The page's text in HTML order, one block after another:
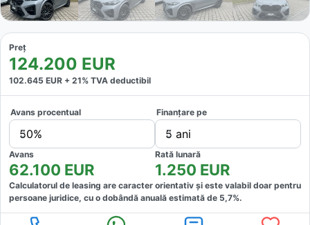
Preț
124.200 EUR
102.645 EUR + 21% TVA deductibil
Avans procentual
50%
Finanțare pe
5 ani
Avans
62.100 EUR
Rată lunară
1.250 EUR
Calculatorul de leasing are caracter orientativ și este valabil doar pentru
persoane juridice, cu o dobândă anuală estimată de 5,7%.